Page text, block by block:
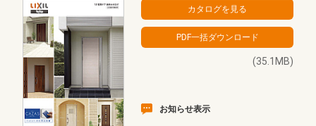
(35.1MB)
お知らせ表示